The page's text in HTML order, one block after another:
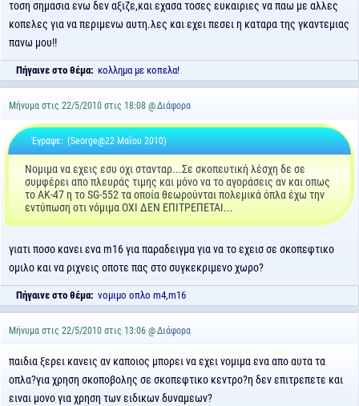
τοση σημασια ενω δεν αξιζε,και εχασα τοσες ευκαιριες να παω με αλλες
κοπελες για να περιμενω αυτη.λες και εχει πεσει η καταρα της γκαντεμιας
πανω μου!!
Πήγαινε στο θέμα: κολλημα με κοπελα!
Μήνυμα στις 22/5/2010 στις 18:08 @Διάφορα
Έγραψε: (Seorge@22 Μαΐου 2010)
Νομιμα να εχεις εσυ οχι στανταρ...Σε σκοπευτική λέσχη δε σε
συμφέρει απο πλευράς τιμης και μόνο να το αγοράσεις αν και οπως
το ΑΚ-47 η το SG-552 τα οποία θεωρούνται πολεμικά όπλα έχω την
εντύπωση οτι νόμιμα ΟΧΙ ΔΕΝ ΕΠΙΤΡΕΠΕΤΑΙ...
γιατι ποσο κανει ενα m16 για παραδειγμα για να το εχεισ σε σκοπεφτικο
ομιλο και να ριχνεις οποτε πας στο συγκεκριμενο χωρο?
Πήγαινε στο θέμα: νομιμο οπλο m4,m16
Μήνυμα στις 22/5/2010 στις 13:06 @Διάφορα
παιδια ξερει κανεις αν καποιος μπορει να εχει νομιμα ενα απο αυτα τα
οπλα?για χρηση σκοποβολης σε σκοπεφτικο κεντρο?η δεν επιτρεπετε και
ειναι μονο για χρηση των ειδικων δυναμεων?